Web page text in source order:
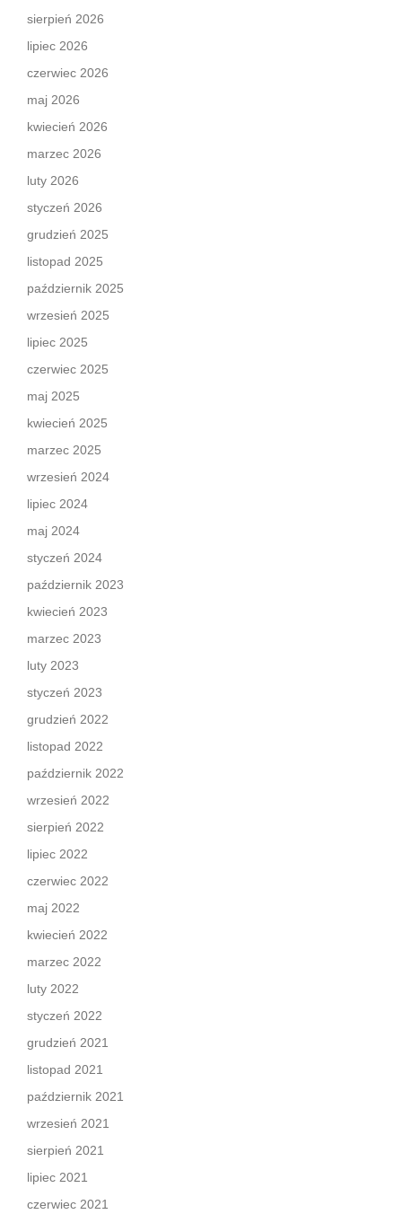
sierpień 2026
lipiec 2026
czerwiec 2026
maj 2026
kwiecień 2026
marzec 2026
luty 2026
styczeń 2026
grudzień 2025
listopad 2025
październik 2025
wrzesień 2025
lipiec 2025
czerwiec 2025
maj 2025
kwiecień 2025
marzec 2025
wrzesień 2024
lipiec 2024
maj 2024
styczeń 2024
październik 2023
kwiecień 2023
marzec 2023
luty 2023
styczeń 2023
grudzień 2022
listopad 2022
październik 2022
wrzesień 2022
sierpień 2022
lipiec 2022
czerwiec 2022
maj 2022
kwiecień 2022
marzec 2022
luty 2022
styczeń 2022
grudzień 2021
listopad 2021
październik 2021
wrzesień 2021
sierpień 2021
lipiec 2021
czerwiec 2021